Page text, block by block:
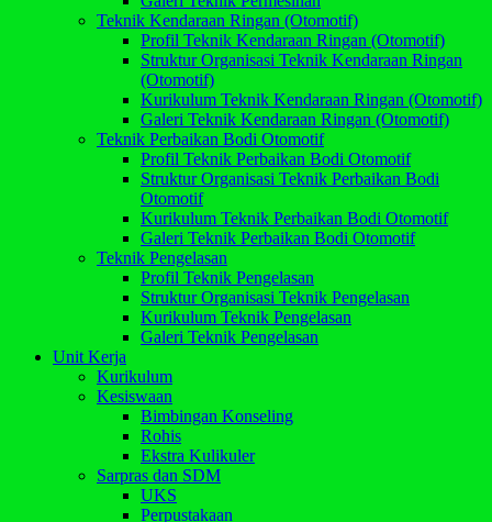
Teknik Kendaraan Ringan (Otomotif)
Profil Teknik Kendaraan Ringan (Otomotif)
Struktur Organisasi Teknik Kendaraan Ringan
(Otomotif)
Kurikulum Teknik Kendaraan Ringan (Otomotif)
Galeri Teknik Kendaraan Ringan (Otomotif)
Teknik Perbaikan Bodi Otomotif
Profil Teknik Perbaikan Bodi Otomotif
Struktur Organisasi Teknik Perbaikan Bodi
Otomotif
Kurikulum Teknik Perbaikan Bodi Otomotif
Galeri Teknik Perbaikan Bodi Otomotif
Teknik Pengelasan
Profil Teknik Pengelasan
Struktur Organisasi Teknik Pengelasan
Kurikulum Teknik Pengelasan
Galeri Teknik Pengelasan
Unit Kerja
Kurikulum
Kesiswaan
Bimbingan Konseling
Rohis
Ekstra Kulikuler
Sarpras dan SDM
UKS
Perpustakaan